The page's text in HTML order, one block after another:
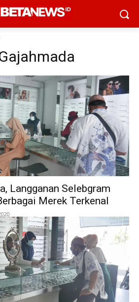
Langganan Selebgram
Merek Terkenal